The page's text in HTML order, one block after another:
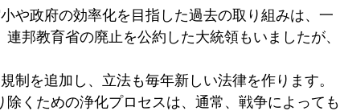
や政府の効率化を目指した過去の取り組みは、一
邦教育省の廃止を公約した大統領もいましたが、
制を追加し、立法も毎年新しい法律を作ります。
除くための浄化プロセスは、通常、戦争によっても